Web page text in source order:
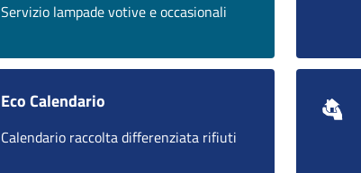
Servizio lampade votive e occasionali
Eco Calendario
Calendario raccolta differenziata rifiuti